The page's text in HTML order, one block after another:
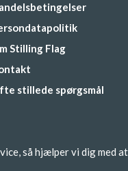
Stilling Flag
stillede spørgsmål
så hjælper vi dig med at